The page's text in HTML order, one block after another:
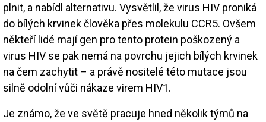
plnit, a nabídl alternativu. Vysvětlil, že virus HIV proniká
do bílých krvinek člověka přes molekulu CCR5. Ovšem
někteří lidé mají gen pro tento protein poškozený a
virus HIV se pak nemá na povrchu jejich bílých krvinek
na čem zachytit – a právě nositelé této mutace jsou
silně odolní vůči nákaze virem HIV1.
Je známo, že ve světě pracuje hned několik týmů na